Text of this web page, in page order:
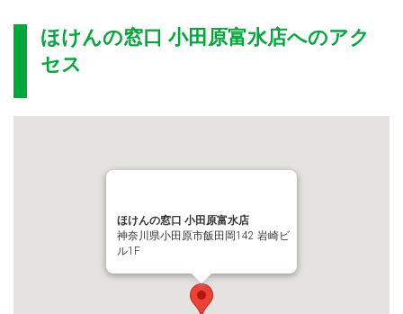
ほけんの窓口 小田原富水店へのアク
セス
ほけんの窓口 小田原富水店
神奈川県小田原市飯田岡142 岩崎ビ
ル1F